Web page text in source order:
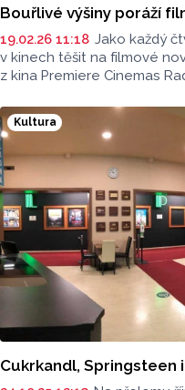
Bouřlivé výšiny poráží
19.02.26 11:18 Jako každý
v kinech těšit na filmové
z kina Premiere Cinemas
Kultura
Cukrkandl, Springsteen